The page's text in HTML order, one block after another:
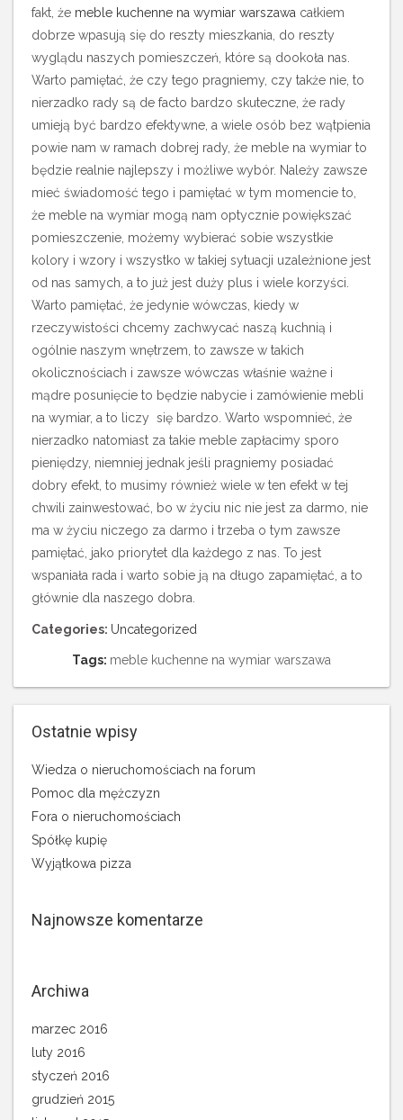
fakt, że meble kuchenne na wymiar warszawa całkiem
dobrze wpasują się do reszty mieszkania, do reszty
wyglądu naszych pomieszczeń, które są dookoła nas.
Warto pamiętać, że czy tego pragniemy, czy także nie, to
nierzadko rady są de facto bardzo skuteczne, że rady
umieją być bardzo efektywne, a wiele osób bez wątpienia
powie nam w ramach dobrej rady, że meble na wymiar to
będzie realnie najlepszy i możliwe wybór. Należy zawsze
mieć świadomość tego i pamiętać w tym momencie to,
że meble na wymiar mogą nam optycznie powiększać
pomieszczenie, możemy wybierać sobie wszystkie
kolory i wzory i wszystko w takiej sytuacji uzależnione jest
od nas samych, a to już jest duży plus i wiele korzyści.
Warto pamiętać, że jedynie wówczas, kiedy w
rzeczywistości chcemy zachwycać naszą kuchnią i
ogólnie naszym wnętrzem, to zawsze w takich
okolicznościach i zawsze wówczas właśnie ważne i
mądre posunięcie to będzie nabycie i zamówienie mebli
na wymiar, a to liczy się bardzo. Warto wspomnieć, że
nierzadko natomiast za takie meble zapłacimy sporo
pieniędzy, niemniej jednak jeśli pragniemy posiadać
dobry efekt, to musimy również wiele w ten efekt w tej
chwili zainwestować, bo w życiu nic nie jest za darmo, nie
ma w życiu niczego za darmo i trzeba o tym zawsze
pamiętać, jako priorytet dla każdego z nas. To jest
wspaniała rada i warto sobie ją na długo zapamiętać, a to
głównie dla naszego dobra.
Categories: Uncategorized
Tags: meble kuchenne na wymiar warszawa
Ostatnie wpisy
Wiedza o nieruchomościach na forum
Pomoc dla mężczyzn
Fora o nieruchomościach
Spółkę kupię
Wyjątkowa pizza
Najnowsze komentarze
Archiwa
marzec 2016
luty 2016
styczeń 2016
grudzień 2015